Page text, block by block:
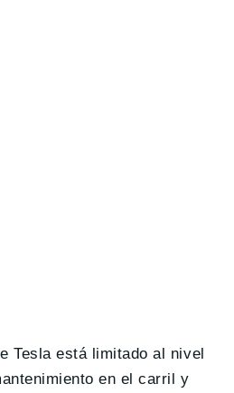
Tesla está limitado al nivel
en el carril y